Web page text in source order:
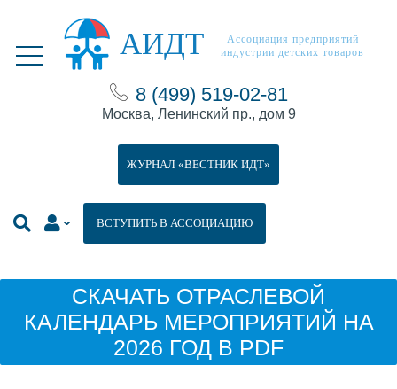
АИДТ
Ассоциация предприятий
индустрии детских товаров
8 (499) 519-02-81
Москва, Ленинский пр., дом 9
ВСТУПИТЬ В АССОЦИАЦИЮ
ЖУРНАЛ «ВЕСТНИК ИДТ»
СКАЧАТЬ ОТРАСЛЕВОЙ
КАЛЕНДАРЬ МЕРОПРИЯТИЙ НА
2026 ГОД В PDF